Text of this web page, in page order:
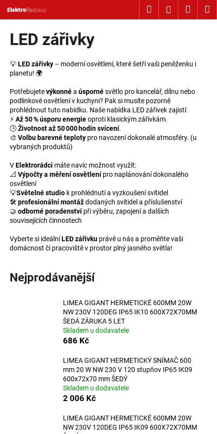
Hledat Přihlášení
LED zářivky
💡LED zářivky – moderní osvětlení, které šetří vaši peněženku i
planetu! 🌍
Potřebujetevýkonnéa úspornésvětlo pro kancelář, dílnu nebo
podlinkové osvětlení v kuchyni? Pak si musíte pozorně
prohlédnout tuto nabídku. Naše nabídka LED zářivek zajistí:
⚡Až 50 % úsporu energieoproti klasickým zářivkám.
🕒Životnost až 50 000 hodin svícení.
🎨 Volbu barevné teploty pro navození dokonalé atmosféry. (u
vybraných produktů)
VElektrorádci máte navíc možnost využít:
📐 Výpočty a měření osvětlenípro naplánování dokonalého
osvětlení
💡Světelné studio k prohlédnutí a vyzkoušení svítidel
🛠️ profesionální montáždodaných svítidel a příslušenství
🤝odborné poradenstvípři výběru, zapojení a dalších
souvisejících činnostech
Vyberte si ideálníLED zářivku právě u nás a proměňte vaši
domácnost či pracoviště v prostor plný jasného světla!
Nejprodávanější
LIMEA GIGANT HERMETICKÉ 600MM 20W
NW 230V 120DEG IP65 IK10 600X72X70MM
ŠEDÁ ZÁRUKA 5 LET
Skladem u dodavatele
686 Kč
LIMEA GIGANT HERMETICKÝ SNÍMAČ 600
mm 20 W NW 230 V 120 stupňov IP65 IK09
600x72x70 mm ŠEDÝ
Skladem u dodavatele
2 006 Kč
LIMEA GIGANT HERMETICKÉ 600MM 20W
NW 230V 120DEG IP65 IK09 600X72X70MM
Košík
o
p
o
t
ř
e
b
u
j
e
t
e
n
j
í
?
HLEDAT